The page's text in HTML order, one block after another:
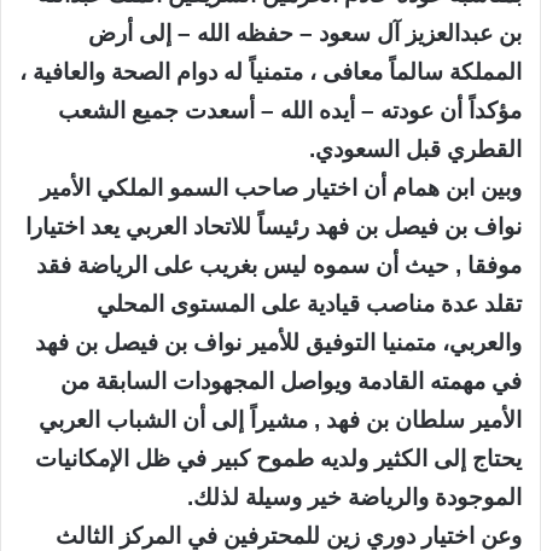
بن عبدالعزيز آل سعود – حفظه الله – إلى أرض
المملكة سالماً معافى ، متمنياً له دوام الصحة والعافية ،
مؤكداً أن عودته – أيده الله – أسعدت جميع الشعب
القطري قبل السعودي.
وبين ابن همام أن اختيار صاحب السمو الملكي الأمير
نواف بن فيصل بن فهد رئيساً للاتحاد العربي يعد اختيارا
موفقا , حيث أن سموه ليس بغريب على الرياضة فقد
تقلد عدة مناصب قيادية على المستوى المحلي
والعربي، متمنيا التوفيق للأمير نواف بن فيصل بن فهد
في مهمته القادمة ويواصل المجهودات السابقة من
الأمير سلطان بن فهد , مشيراً إلى أن الشباب العربي
يحتاج إلى الكثير ولديه طموح كبير في ظل الإمكانيات
الموجودة والرياضة خير وسيلة لذلك.
وعن اختيار دوري زين للمحترفين في المركز الثالث